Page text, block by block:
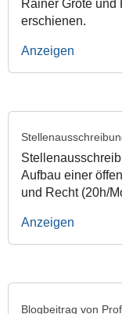
Rainer Grote und
erschienen.
Anzeigen
Aufbau einer
und Recht (20h/
Anzeigen
Blogbeitrag von